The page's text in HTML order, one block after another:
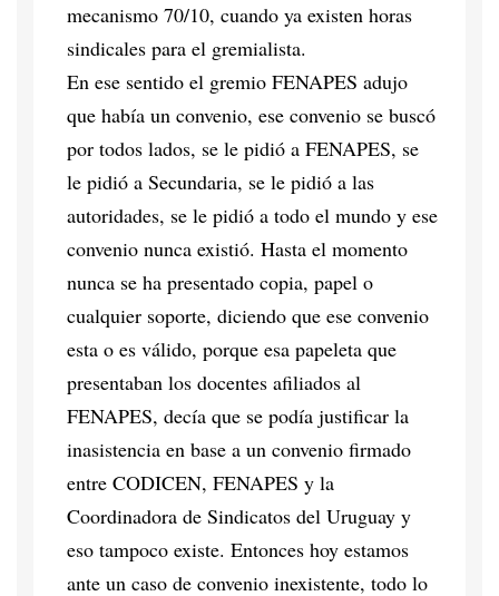
mecanismo 70/10, cuando ya existen horas
sindicales para el gremialista.
En ese sentido el gremio FENAPES adujo
que había un convenio, ese convenio se buscó
por todos lados, se le pidió a FENAPES, se
le pidió a Secundaria, se le pidió a las
autoridades, se le pidió a todo el mundo y ese
convenio nunca existió. Hasta el momento
nunca se ha presentado copia, papel o
cualquier soporte, diciendo que ese convenio
esta o es válido, porque esa papeleta que
presentaban los docentes afiliados al
FENAPES, decía que se podía justificar la
inasistencia en base a un convenio firmado
entre CODICEN, FENAPES y la
Coordinadora de Sindicatos del Uruguay y
eso tampoco existe. Entonces hoy estamos
ante un caso de convenio inexistente, todo lo